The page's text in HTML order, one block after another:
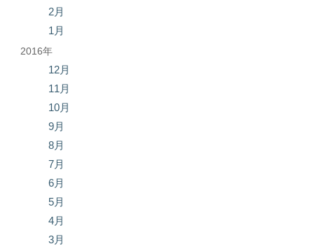
2月
1月
2016年
12月
11月
10月
9月
8月
7月
6月
5月
4月
3月